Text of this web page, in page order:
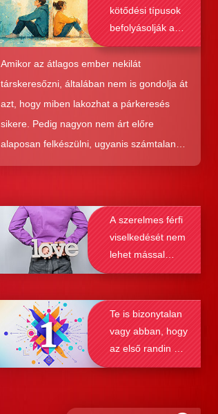
kötődési típusok
befolyásolják a
társkeresést is?
Amikor az átlagos ember nekilát
társkeresőzni, általában nem is gondolja át
azt, hogy miben lakozhat a párkeresés
sikere. Pedig nagyon nem árt előre
alaposan felkészülni, ugyanis számtalan
kudarctól képes megmenteni téged is az,
társkeresés működését, a párkapcsolatok
sikerének a receptjét, melyeket vizsgálva
bebizonyosodik, hogy a kötődési típusok
befolyásolják a társkeresést.
A szerelmes férfi
viselkedését nem
lehet mással
összetéveszteni
Te is bizonytalan
vagy abban, hogy
az első randin mit
szabad és mit